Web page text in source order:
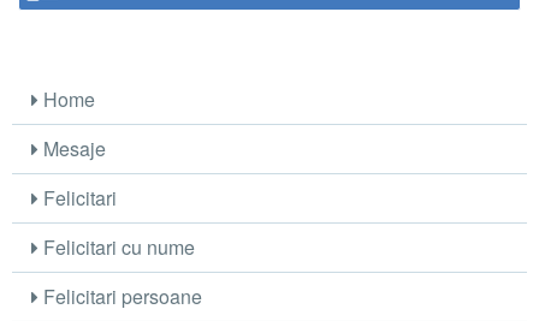
Home
Mesaje
Felicitari
Felicitari cu nume
Felicitari persoane